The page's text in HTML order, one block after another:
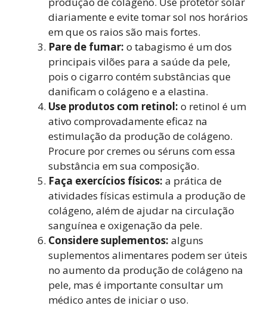
diariamente e evite tomar sol nos horários
em que os raios são mais fortes.
Pare de fumar: o tabagismo é um dos
principais vilões para a saúde da pele,
pois o cigarro contém substâncias que
danificam o colágeno e a elastina.
Use produtos com retinol: o retinol é um
ativo comprovadamente eficaz na
estimulação da produção de colágeno.
Procure por cremes ou séruns com essa
substância em sua composição.
Faça exercícios físicos: a prática de
atividades físicas estimula a produção de
colágeno, além de ajudar na circulação
sanguínea e oxigenação da pele.
Considere suplementos: alguns
suplementos alimentares podem ser úteis
no aumento da produção de colágeno na
pele, mas é importante consultar um
médico antes de iniciar o uso.